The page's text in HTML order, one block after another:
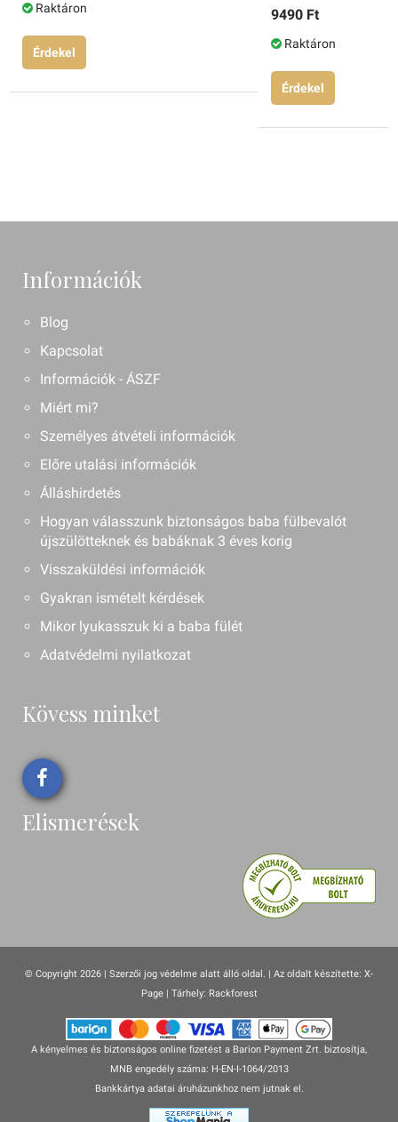
Raktáron
Érdekel
9490 Ft
Raktáron
Érdekel
Információk
Blog
Kapcsolat
Információk - ÁSZF
Miért mi?
Személyes átvételi információk
Előre utalási információk
Álláshirdetés
Hogyan válasszunk biztonságos baba fülbevalót
újszülötteknek és babáknak 3 éves korig
Visszaküldési információk
Gyakran ismételt kérdések
Mikor lyukasszuk ki a baba fülét
Adatvédelmi nyilatkozat
Kövess minket
Elismerések
© Copyright 2026 | Szerzői jog védelme alatt álló oldal. | Az oldalt készítette: X-
Page| Tárhely: Rackforest
A kényelmes és biztonságos online fizetést a Barion Payment Zrt. biztosítja,
MNB engedély száma: H-EN-I-1064/2013
Bankkártya adatai áruházunkhoz nem jutnak el.